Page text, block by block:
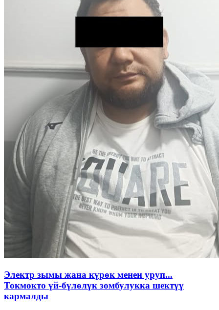
Электр зымы жана күрөк менен уруп...
Токмокто үй-бүлөлүк зомбулукка шектүү
кармалды